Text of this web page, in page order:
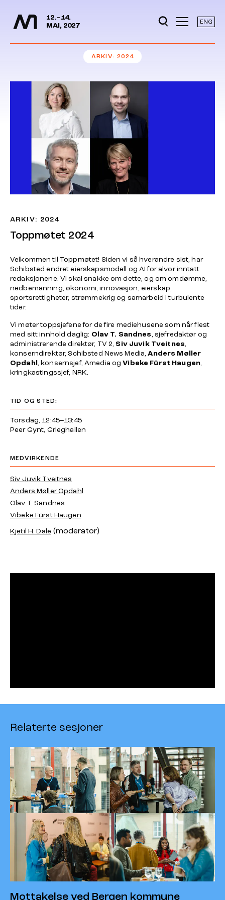
Hopp til hovedinnhold
12.–14.
MAI, 2027
ENG
ARKIV 2024
ARKIV: 2024
Toppmøtet 2024
Velkommen til Toppmøtet! Siden vi så hverandre sist, har
Schibsted endret eierskapsmodell og AI for alvor inntatt
redaksjonene. Vi skal snakke om dette, og om omdømme,
nedbemanning, økonomi, innovasjon, eierskap,
sportsrettigheter, strømmekrig og samarbeid i turbulente
tider.
Vi møter toppsjefene for de fire mediehusene som når flest
med sitt innhold daglig: Olav T. Sandnes , sjefredaktør og
administrerende direktør, TV 2, Siv Juvik Tveitnes
konserndirektør, Schibsted News Media,Anders Møller
Opdahl, konsernsjef, Amedia ogVibeke Fürst Haugen
kringkastingssjef, NRK.
TID OG STED:
Torsdag, 12:45–13:45
Peer Gynt, Grieghallen
MEDVIRKENDE
Siv Juvik Tveitnes
Anders Møller Opdahl
Olav T. Sandnes
Vibeke Fürst Haugen
Kjetil H. Dale (moderator)
Relaterte sesjoner
Mottakelse ved Bergen kommune